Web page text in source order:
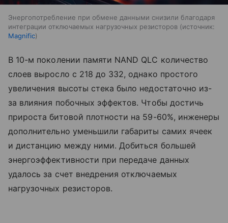
Энергопотребление при обмене данными снизили благодаря
интеграции отключаемых нагрузочных резисторов
источник:
Magnific
В 10-м поколении памяти NAND QLC количество
слоев выросло с 218 до 332, однако простого
увеличения высоты стека было недостаточно из-
за влияния побочных эффектов. Чтобы достичь
прироста битовой плотности на 59-60%, инженеры
дополнительно уменьшили габариты самих ячеек
и дистанцию между ними. Добиться большей
энергоэффективности при передаче данных
удалось за счет внедрения отключаемых
нагрузочных резисторов.